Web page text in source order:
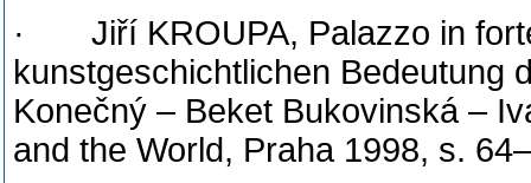
· Jiří KROUPA, Palazzo in
kunstgeschichtlichen Bedeutung
Konečný – Beket Bukovinská –
and the World, Praha 1998, s.